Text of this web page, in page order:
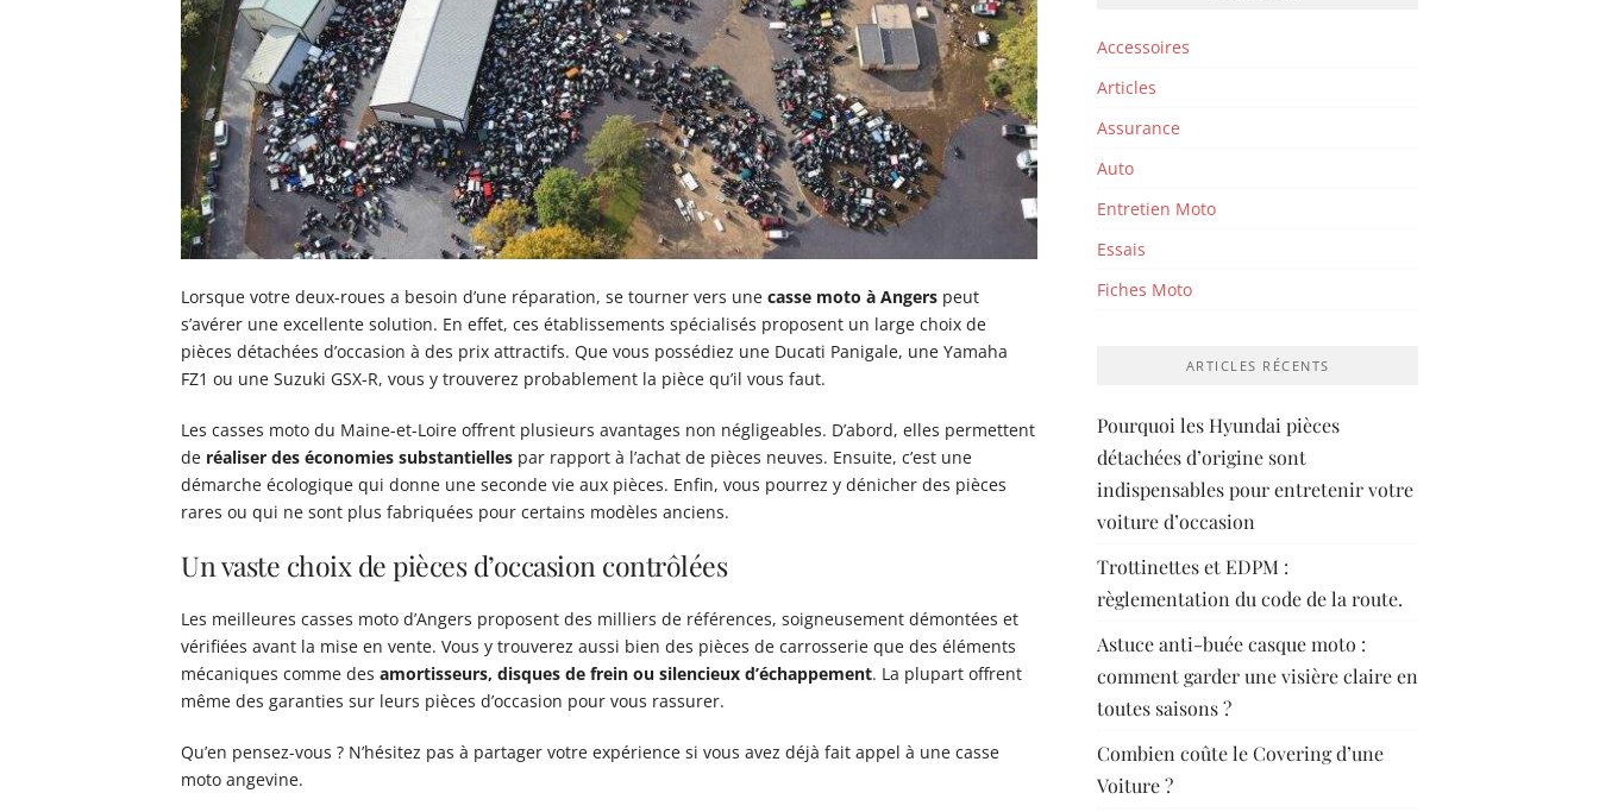
Lorsque votre deux-roues a besoin d’une réparation, se tourner vers une casse moto à Angers peut
s’avérer une excellente solution. En effet, ces établissements spécialisés proposent un large choix de
pièces détachées d’occasion à des prix attractifs. Que vous possédiez une Ducati Panigale, une Yamaha
FZ1 ou une Suzuki GSX-R, vous y trouverez probablement la pièce qu’il vous faut.
Les casses moto du Maine-et-Loire offrent plusieurs avantages non négligeables. D’abord, elles permettent
de réaliser des économies substantielles par rapport à l’achat de pièces neuves. Ensuite, c’est une
démarche écologique qui donne une seconde vie aux pièces. Enfin, vous pourrez y dénicher des pièces
rares ou qui ne sont plus fabriquées pour certains modèles anciens.
Un vaste choix de pièces d’occasion contrôlées
Les meilleures casses moto d’Angers proposent des milliers de références, soigneusement démontées et
vérifiées avant la mise en vente. Vous y trouverez aussi bien des pièces de carrosserie que des éléments
mécaniques comme des amortisseurs, disques de frein ou silencieux d’échappement. La plupart offrent
même des garanties sur leurs pièces d’occasion pour vous rassurer.
Qu’en pensez-vous ? N’hésitez pas à partager votre expérience si vous avez déjà fait appel à une casse
moto angevine.
Accessoires
Articles
Assurance
Auto
Entretien Moto
Essais
Fiches Moto
ARTICLES RÉCENTS
Pourquoi les Hyundai pièces
détachées d’origine sont
indispensables pour entretenir votre
voiture d’occasion
Trottinettes et EDPM :
règlementation du code de la route.
Astuce anti-buée casque moto :
comment garder une visière claire en
toutes saisons ?
Combien coûte le Covering d’une
Voiture ?